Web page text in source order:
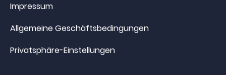
Impressum
Allgemeine Geschäftsbedingungen
Privatsphäre-Einstellungen